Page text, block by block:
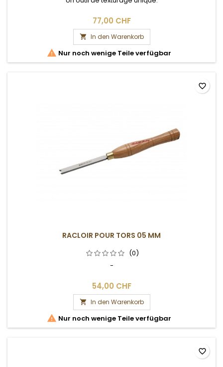
77,00 CHF
 In den Warenkorb
 Nur noch wenige Teile verfügbar
RACLOIR POUR TORS 05 MM
(0)
-
54,00 CHF
 In den Warenkorb
 Nur noch wenige Teile verfügbar
favorite_border
favorite_border